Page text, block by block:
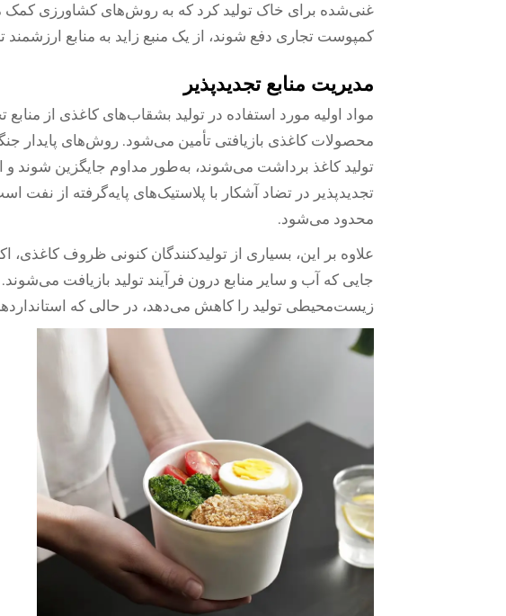
غنی‌شده برای خاک تولید کرد که به روش‌های کشاورزی
کمپوست تجاری دفع شوند، از یک منبع زاید به منابع
مدیریت منابع تجدیدپذیر
مواد اولیه مورد استفاده در تولید بشقاب‌های کاغذی از
محصولات کاغذی بازیافتی تأمین می‌شود. روش‌های پایدار
تولید کاغذ برداشت می‌شوند، به‌طور مداوم جایگزین شوند
تجدیدپذیر در تضاد آشکار با پلاستیک‌های پایه‌گرفته از
محدود می‌شود.
علاوه بر این، بسیاری از تولیدکنندگان کنونی ظروف کاغذی،
جایی که آب و سایر منابع درون فرآیند تولید بازیافت
زیست‌محیطی تولید را کاهش می‌دهد، در حالی که